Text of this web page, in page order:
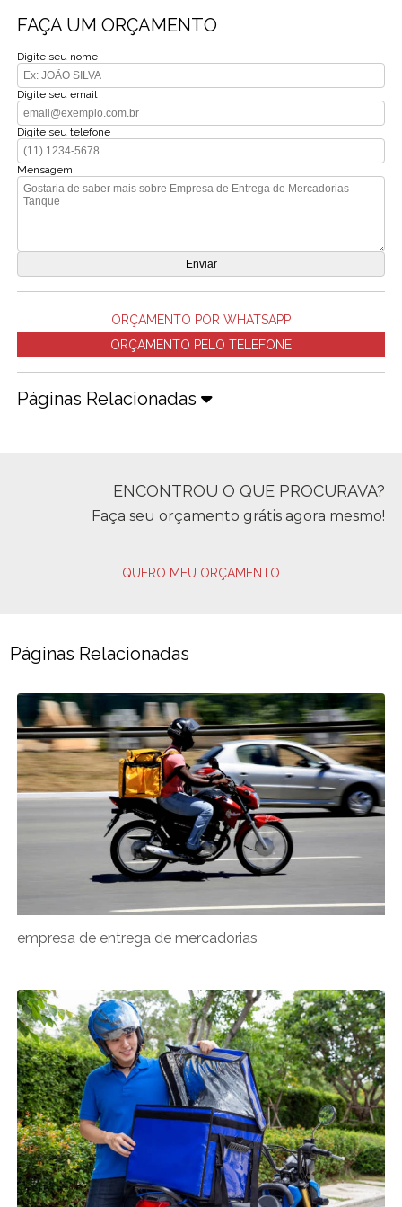
FAÇA UM ORÇAMENTO
Digite seu nome
Digite seu email
Digite seu telefone
Mensagem
ORÇAMENTO POR WHATSAPP
ORÇAMENTO PELO TELEFONE
Páginas Relacionadas
ENCONTROU O QUE PROCURAVA?
Faça seu orçamento grátis agora mesmo!
QUERO MEU ORÇAMENTO
Páginas Relacionadas
empresa de entrega de mercadorias